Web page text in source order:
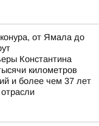
от Ямала до
Константина
километров
и более чем 37 лет